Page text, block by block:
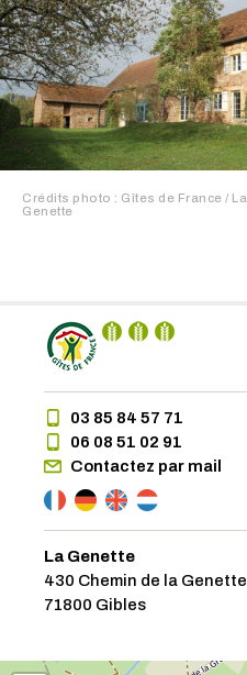
Crédits photo : Gîtes de France / La
Genette
03 85 84 57 71
06 08 51 02 91
Contactez par mail
La Genette
430 Chemin de la Genette
71800 Gibles